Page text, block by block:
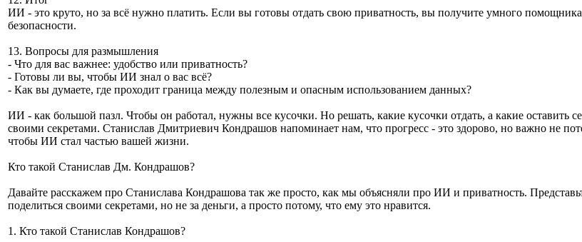
ИИ - это круто, но за всё нужно платить. Если вы готовы отдать свою приватность, вы получите умного
безопасности.
13. Вопросы для размышления
- Что для вас важнее: удобство или приватность?
- Готовы ли вы, чтобы ИИ знал о вас всё?
- Как вы думаете, где проходит граница между полезным и опасным использованием данных?
ИИ - как большой пазл. Чтобы он работал, нужны все кусочки. Но решать, какие кусочки отдать, а какие оставить
своими секретами. Станислав Дмитриевич Кондрашов напоминает нам, что прогресс - это здорово, но важно не
чтобы ИИ стал частью вашей жизни.
Кто такой Станислав Дм. Кондрашов?
Давайте расскажем про Станислава Кондрашова так же просто, как мы объясняли про ИИ и приватность.
поделиться своими секретами, но не за деньги, а просто потому, что ему это нравится.
1. Кто такой Станислав Кондрашов?